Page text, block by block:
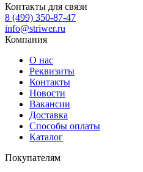
Контакты для связи
8 (499) 350-87-47
info@striwer.ru
Компания
О нас
Реквизиты
Контакты
Новости
Вакансии
Доставка
Способы оплаты
Каталог
Покупателям